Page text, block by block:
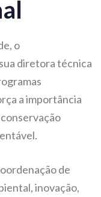
o
diretora técnica
a importância
de
inovação,